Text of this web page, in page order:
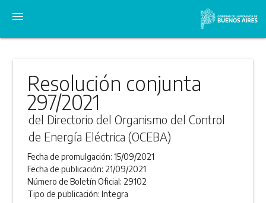
menu
Resolución conjunta
297/2021
del Directorio del Organismo del Control
de Energía Eléctrica (OCEBA)
Fecha de promulgación:15/09/2021
Fecha de publicación: 21/09/2021
Número de Boletín Oficial: 29102
Tipo de publicación:Integra